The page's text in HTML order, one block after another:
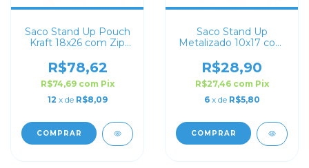
Saco Stand Up Pouch
Kraft 18x26 com Zip
R$78,62
R$74,69 com Pix
12 x de R$8,09
COMPRAR
Saco Stand Up
Metalizado 10x17 com
R$28,90
R$27,46 com Pix
6 x de R$5,80
COMPRAR